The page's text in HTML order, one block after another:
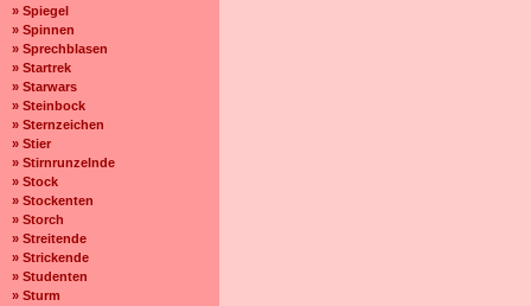
» Spiegel
» Spinnen
» Sprechblasen
» Startrek
» Starwars
» Steinbock
» Sternzeichen
» Stier
» Stirnrunzelnde
» Stock
» Stockenten
» Storch
» Streitende
» Strickende
» Studenten
» Sturm